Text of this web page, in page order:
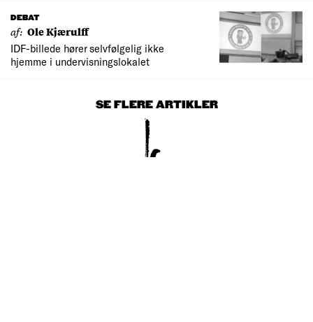
DEBAT
af: Ole Kjærulff
IDF-billede hører selvfølgelig ikke
hjemme i undervisningslokalet
SE FLERE ARTIKLER